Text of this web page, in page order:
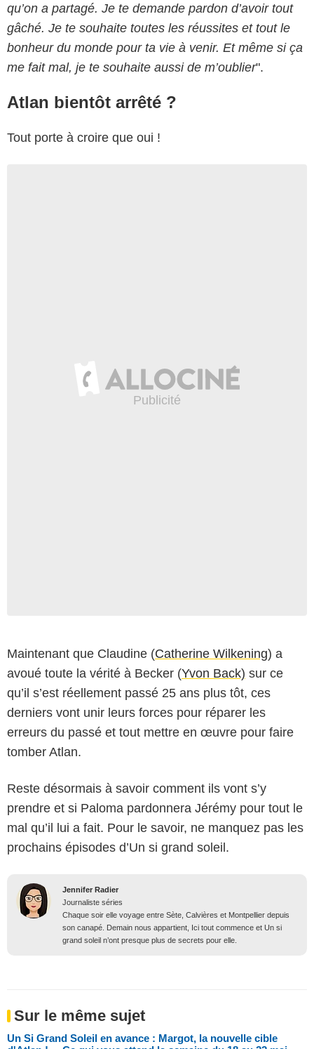
qu’on a partagé. Je te demande pardon d’avoir tout
gâché. Je te souhaite toutes les réussites et tout le
bonheur du monde pour ta vie à venir. Et même si ça
me fait mal, je te souhaite aussi de m’oublier".
Atlan bientôt arrêté ?
Tout porte à croire que oui !
Maintenant que Claudine (Catherine Wilkening) a
avoué toute la vérité à Becker (Yvon Back) sur ce
qu’il s’est réellement passé 25 ans plus tôt, ces
derniers vont unir leurs forces pour réparer les
erreurs du passé et tout mettre en œuvre pour faire
tomber Atlan.
Reste désormais à savoir comment ils vont s’y
prendre et si Paloma pardonnera Jérémy pour tout le
mal qu’il lui a fait. Pour le savoir, ne manquez pas les
prochains épisodes d’Un si grand soleil.
Jennifer Radier
Journaliste séries
Chaque soir elle voyage entre Sète, Calvières et Montpellier depuis
son canapé. Demain nous appartient, Ici tout commence et Un si
grand soleil n’ont presque plus de secrets pour elle.
Sur le même sujet
Un Si Grand Soleil en avance : Margot, la nouvelle cible